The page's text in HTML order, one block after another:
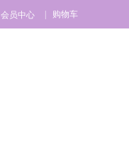
会员中心 购物车